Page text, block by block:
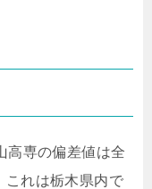
高専の偏差値は全
これは栃木県内で